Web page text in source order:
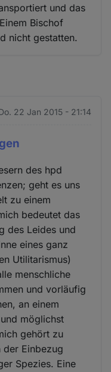
und das
Bischof
nicht gestatten.
22 Jan 2015 - 21:14
des hpd
geht es uns
zu einem
bedeutet das
des Leides und
eines ganz
Utilitarismus)
menschliche
und vorläufig
an einem
möglichst
gehört zu
der Einbezug
Spezies. Eine